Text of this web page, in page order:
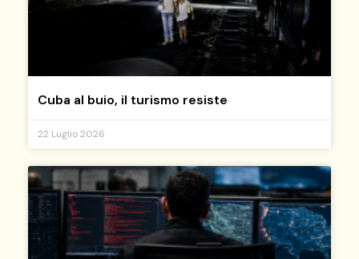
Cuba al buio, il turismo resiste
22 Luglio 2026